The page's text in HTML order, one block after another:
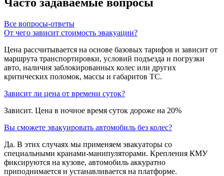
Все вопросы-ответы
От чего зависит стоимость эвакуации?
Цена рассчитывается на основе базовых тарифов и зависит от
маршрута транспортировки, условий подъезда и погрузки
авто, наличия заблокированных колес или других
критических поломок, массы и габаритов ТС.
Зависит ли цена от времени суток?
Зависит. Цена в ночное время суток дороже на 20%
Вы сможете эвакуировать автомобиль без колес?
Да. В этих случаях мы применяем эвакуаторы со
специальными кранами-манипуляторами. Крепления КМУ
фиксируются на кузове, автомобиль аккуратно
приподнимается и устанавливается на платформе.